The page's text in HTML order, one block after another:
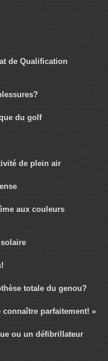
de Qualification
du golf
de plein air
aux couleurs
totale du genou?
parfaitement! »
ou un défibrillateur